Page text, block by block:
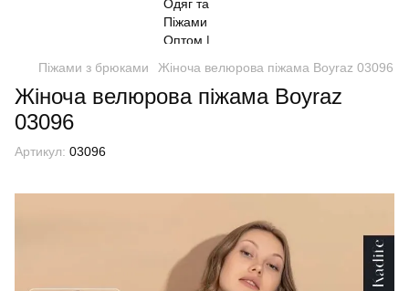
Піжами з брюками Жіноча велюрова піжама Boyraz 03096
Жіноча велюрова піжама Boyraz
03096
Артикул: 03096